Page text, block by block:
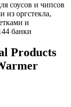
соусов и чипсов
из оргстекла,
и
банки
Products